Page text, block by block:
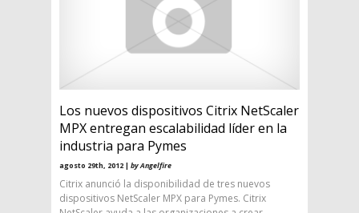
Los nuevos dispositivos Citrix NetScaler
MPX entregan escalabilidad líder en la
industria para Pymes
agosto 29th, 2012 | by Angelfire
Citrix anunció la disponibilidad de tres nuevos
dispositivos NetScaler MPX para Pymes. Citrix